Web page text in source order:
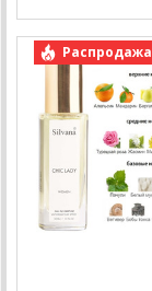
Распродажа